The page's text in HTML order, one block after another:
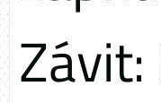
Závit: